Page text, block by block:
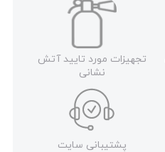
تجهیزات مورد تایید آتش
نشانی
پشتیبانی سایت